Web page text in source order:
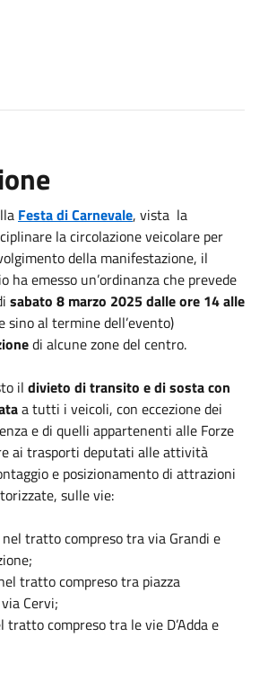
Festa di Carnevale, vista la
la circolazione veicolare per
della manifestazione, il
ha emesso un’ordinanza che prevede
sabato 8 marzo 2025 dalle ore 14 alle
sino al termine dell’evento)
di alcune zone del centro.
il divieto di transito e di sosta con
a tutti i veicoli, con eccezione dei
e di quelli appartenenti alle Forze
ai trasporti deputati alle attività
e posizionamento di attrazioni
sulle vie:
nel tratto compreso tra via Grandi e
tratto compreso tra piazza
Cervi;
tratto compreso tra le vie D’Adda e